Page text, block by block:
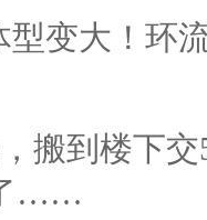
型变大！环
搬到楼下
……